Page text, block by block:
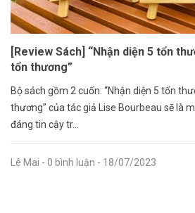
[Review Sách] “Nhận diện 5 tổn
tổn thương”
Bộ sách gồm 2 cuốn: “Nhận diện 5 tổn
thương” của tác giả Lise Bourbeau sẽ là
đáng tin cậy tr...
Lê Mai - 0 bình luận - 18/07/2023